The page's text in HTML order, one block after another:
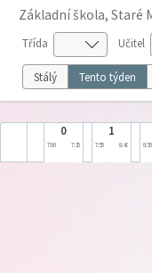
Základní škola, Staré
Třída Učitel
Stálý Tento týden
0
7:00 7:35
1
7:55 8:40 8:50